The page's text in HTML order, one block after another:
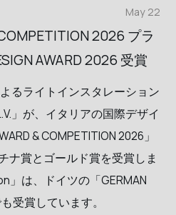
2026 プラ
AWARD 2026 受賞
May 22
るライトインスタレーション
」が、イタリアの国際デザイ
& COMPETITION 2026」
ナ賞とゴールド賞を受賞しま
」は、ドイツの「GERMAN
受賞しています。